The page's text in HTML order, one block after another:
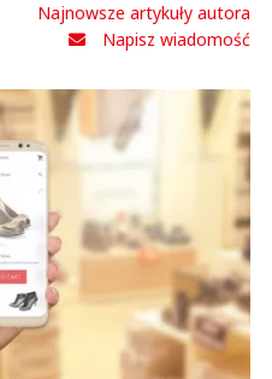
Najnowsze artykuły autora
Napisz wiadomość